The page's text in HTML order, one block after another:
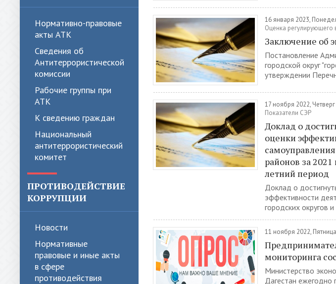
Нормативно-правовые
акты АТК
Сведения об
Антитеррористической
комиссии
Рабочие группы при
АТК
К сведению граждан
Национальный
антитеррористический
комитет
ПРОТИВОДЕЙСТВИЕ
КОРРУПЦИИ
Новости
Нормативные
правовые и иные акты
в сфере
противодействия
16 января 2023,
Оценка регулирующего
Заключение об
Постановление
городской округ
утверждении
17 ноября 2022, Четверг
Показатели СЭР
Доклад о
оценки
районов за
летний период
Доклад о
эффективности
городских округов
11 ноября 2022, Пятница
мониторинга
Министерство
Дагестан ежегодно